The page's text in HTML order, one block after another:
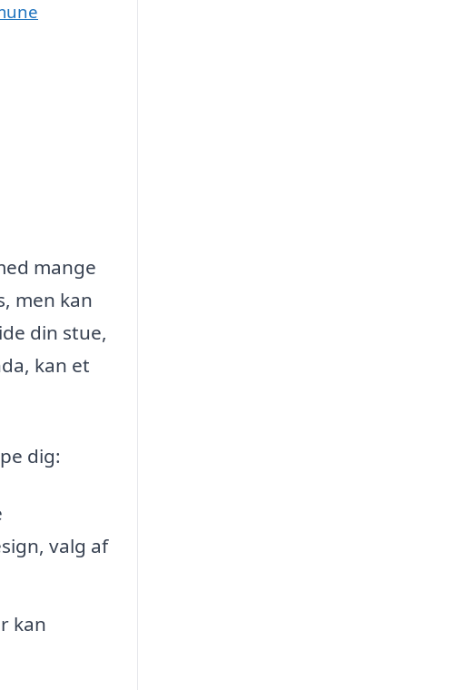
mange
men kan
din stue,
kan et
dig:
valg af
kan